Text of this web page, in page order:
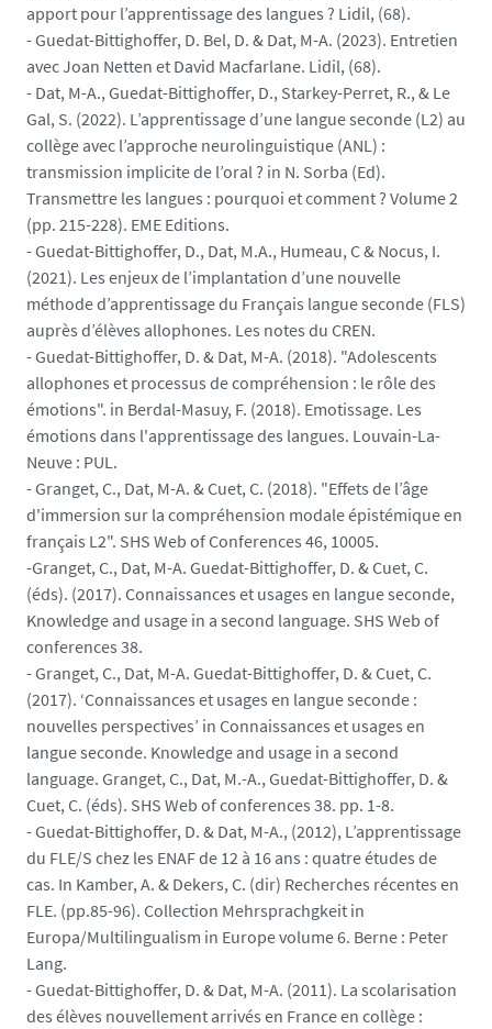
apport pour l’apprentissage des langues ? Lidil, (68).
- Guedat-Bittighoffer, D. Bel, D. & Dat, M-A. (2023). Entretien
avec Joan Netten et David Macfarlane. Lidil, (68).
- Dat, M-A., Guedat-Bittighoffer, D., Starkey-Perret, R., & Le
Gal, S. (2022). L’apprentissage d’une langue seconde (L2) au
collège avec l’approche neurolinguistique (ANL) :
transmission implicite de l’oral ? in N. Sorba (Ed).
Transmettre les langues : pourquoi et comment ? Volume 2
(pp. 215-228). EME Editions.
- Guedat-Bittighoffer, D., Dat, M.A., Humeau, C & Nocus, I.
(2021). Les enjeux de l’implantation d’une nouvelle
méthode d’apprentissage du Français langue seconde (FLS)
auprès d’élèves allophones. Les notes du CREN.
- Guedat-Bittighoffer, D. & Dat, M-A. (2018). "Adolescents
allophones et processus de compréhension : le rôle des
émotions". in Berdal-Masuy, F. (2018). Emotissage. Les
émotions dans l'apprentissage des langues. Louvain-La-
Neuve : PUL.
- Granget, C., Dat, M-A. & Cuet, C. (2018). "Effets de l’âge
d'immersion sur la compréhension modale épistémique en
français L2". SHS Web of Conferences 46, 10005.
-Granget, C., Dat, M-A. Guedat-Bittighoffer, D. & Cuet, C.
(éds). (2017). Connaissances et usages en langue seconde,
Knowledge and usage in a second language. SHS Web of
conferences 38.
- Granget, C., Dat, M-A. Guedat-Bittighoffer, D. & Cuet, C.
(2017). ‘Connaissances et usages en langue seconde :
nouvelles perspectives’ in Connaissances et usages en
langue seconde. Knowledge and usage in a second
language. Granget, C., Dat, M.-A., Guedat-Bittighoffer, D. &
Cuet, C. (éds). SHS Web of conferences 38. pp. 1-8.
- Guedat-Bittighoffer, D. & Dat, M-A., (2012), L’apprentissage
du FLE/S chez les ENAF de 12 à 16 ans : quatre études de
cas. In Kamber, A. & Dekers, C. (dir) Recherches récentes en
FLE. (pp.85-96). Collection Mehrsprachgkeit in
Europa/Multilingualism in Europe volume 6. Berne : Peter
Lang.
- Guedat-Bittighoffer, D. & Dat, M-A. (2011). La scolarisation
des élèves nouvellement arrivés en France en collège :